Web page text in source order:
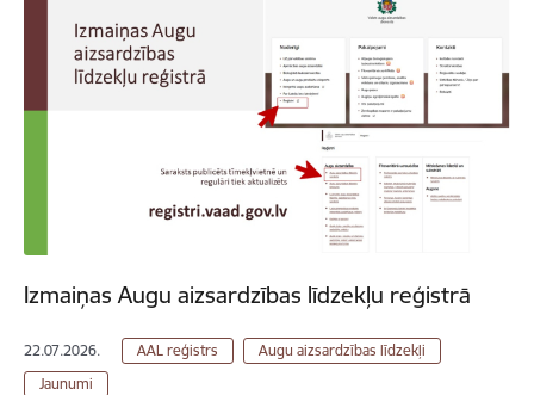
Izmaiņas Augu aizsardzības līdzekļu reģistrā
22.07.2026. AAL reģistrs
Augu aizsardzības līdzekļi
Jaunumi